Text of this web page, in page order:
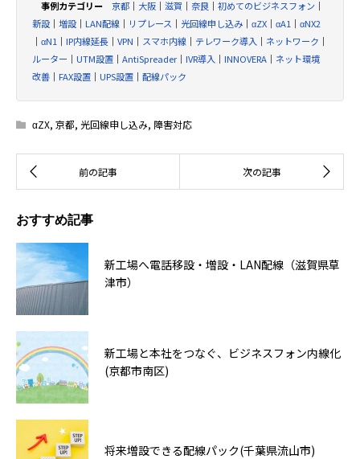
事例カテゴリー 京都 ｜ 大阪 ｜ 滋賀 ｜ 奈良 ｜ 初めてのビジネスフォン ｜
新設 ｜ 増設 ｜ LAN配線 ｜ リプレース ｜ 光回線申し込み ｜ αZX ｜ αA1 ｜ αNX2
｜ αN1 ｜ IP内線延長 ｜ VPN ｜ スマホ内線 ｜ テレワーク導入 ｜ ネットワーク ｜
ルーター ｜ UTM設置 ｜ AntiSpreader｜ IVR導入 ｜ INNOVERA ｜ ネット環境
改善 ｜ FAX設置 ｜ UPS設置 ｜ 配線パック
αZX, 京都, 光回線申し込み, 障害対応
おすすめ記事
新工場へ電話移設・増設・LAN配線（滋賀県草
津市）
新工場と本社をつなぐ、ビジネスフォン内線化
(京都市南区)
将来増設できる配線パック(千葉県流山市)